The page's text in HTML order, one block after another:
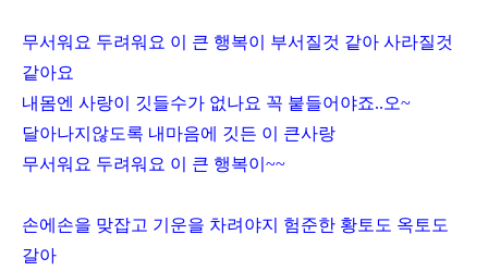
무서워요 두려워요 이 큰 행복이 부서질것 같아 사라질것
같아요
내몸엔 사랑이 깃들수가 없나요 꼭 붙들어야죠..오~
달아나지않도록 내마음에 깃든 이 큰사랑
무서워요 두려워요 이 큰 행복이~~
손에손을 맞잡고 기운을 차려야지 험준한 황토도 옥토도
갈아